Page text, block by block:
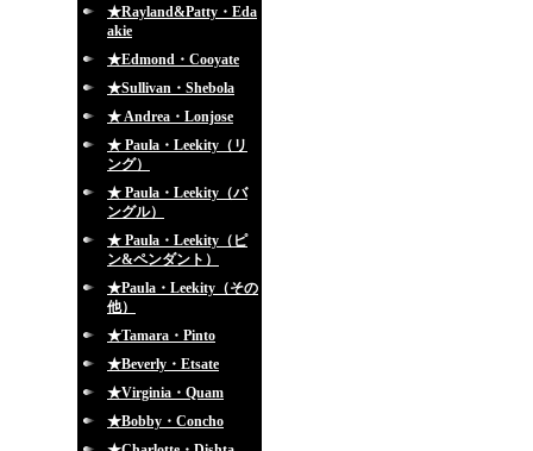
★Rayland&Patty・Eda
akie
★Edmond・Cooyate
★Sullivan・Shebola
★ Andrea・Lonjose
★ Paula・Leekity（リ
ング）
★ Paula・Leekity（バ
ングル）
★ Paula・Leekity（ピ
ン&ペンダント）
★Paula・Leekity（その
他）
★Tamara・Pinto
★Beverly・Etsate
★Virginia・Quam
★Bobby・Concho